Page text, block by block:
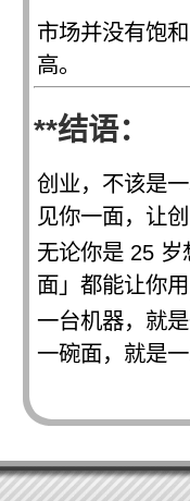
市场并没有饱
高。
**结语：
创业，不该是
见你一面，让
无论你是 25
面」都能让你
一台机器，就
一碗面，就是